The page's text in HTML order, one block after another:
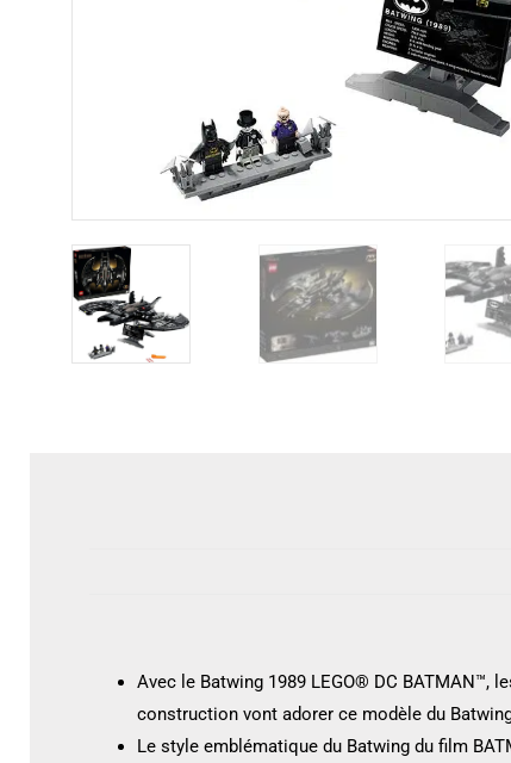
Avec le Batwing 1989 LEGO® DC BATMAN™,
construction vont adorer ce modèle du
Le style emblématique du Batwing du film